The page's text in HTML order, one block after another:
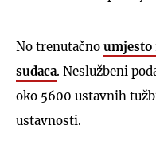
No trenutačno umjesto
sudaca. Neslužbeni
oko 5600 ustavnih
ustavnosti.